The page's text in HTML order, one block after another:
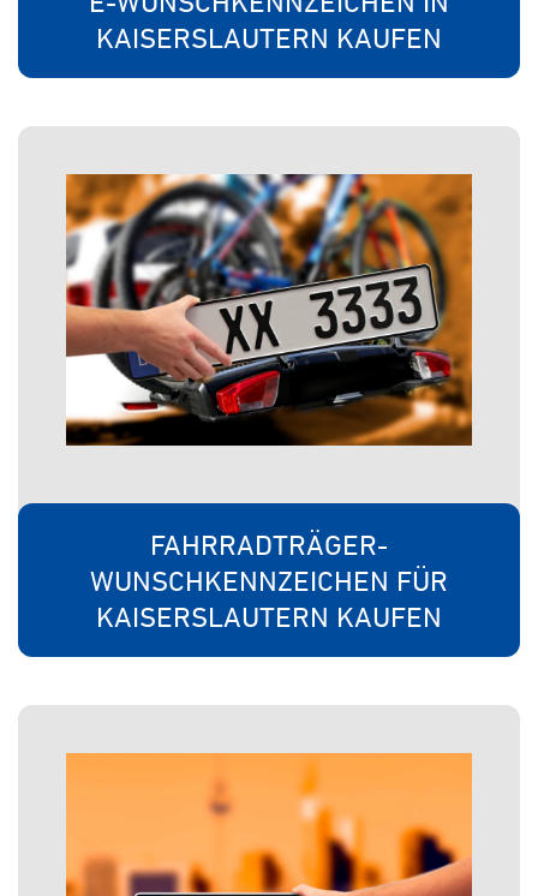
KAISERSLAUTERN KAUFEN
FAHRRADTRÄGER-
WUNSCHKENNZEICHEN FÜR
KAISERSLAUTERN KAUFEN